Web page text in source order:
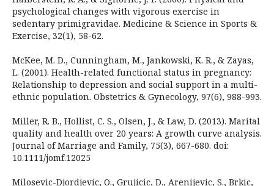
psychological changes with vigorous exercise in
sedentary primigravidae. Medicine & Science in Sports &
Exercise, 32(1), 58-62.
McKee, M. D., Cunningham, M., Jankowski, K. R., & Zayas,
L. (2001). Health-related functional status in pregnancy:
Relationship to depression and social support in a multi-
ethnic population. Obstetrics & Gynecology, 97(6), 988-993.
Miller, R. B., Hollist, C. S., Olsen, J., & Law, D. (2013). Marital
quality and health over 20 years: A growth curve analysis.
Journal of Marriage and Family, 75(3), 667-680. doi:
10.1111/jomf.12025
Milosevic-Djordjevic, O., Grujicic, D., Arenijevic, S., Brkic,